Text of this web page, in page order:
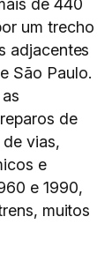
de 440
um trecho
adjacentes
São Paulo.
de
vias,
e
e 1990,
muitos